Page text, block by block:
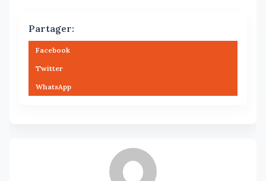
Partager:
Facebook
Twitter
WhatsApp